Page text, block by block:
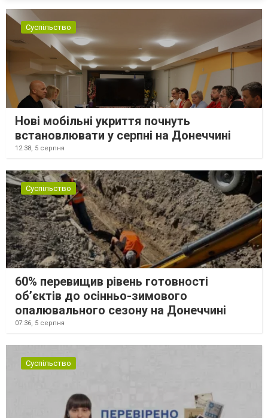
Суспільство
Нові мобільні укриття почнуть
встановлювати у серпні на Донеччині
12:38, 5 серпня
Суспільство
60% перевищив рівень готовності
об’єктів до осінньо-зимового
опалювального сезону на Донеччині
07:36, 5 серпня
Суспільство